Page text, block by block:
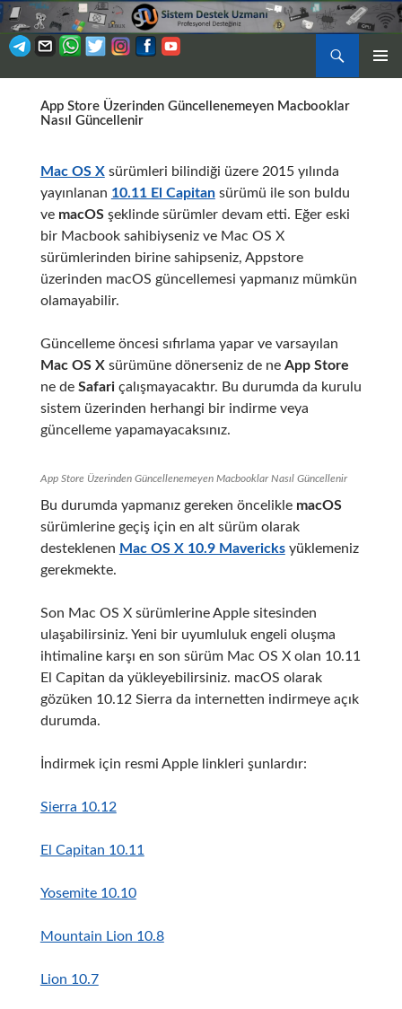
Ara
ATLAApp Store Üzerinden Güncellenemeyen Macbooklar
Nasıl Güncellenir
Mac OS Xsürümleri bilindiği üzere 2015 yılında
yayınlanan 10.11 El Capitansürümü ile son buldu
ve macOSşeklinde sürümler devam etti. Eğer eski
bir Macbook sahibiyseniz ve Mac OS X
sürümlerinden birine sahipseniz, Appstore
üzerinden macOS güncellemesi yapmanız mümkün
olamayabilir.
Güncelleme öncesi sıfırlama yapar ve varsayılan
Mac OS Xsürümüne dönerseniz de ne App Store
ne de Safariçalışmayacaktır. Bu durumda da kurulu
sistem üzerinden herhangi bir indirme veya
güncelleme yapamayacaksınız.
App Store Üzerinden Güncellenemeyen Macbooklar Nasıl Güncellenir
Bu durumda yapmanız gereken öncelikle macOS
sürümlerine geçiş için en alt sürüm olarak
desteklenen Mac OS X 10.9 Mavericksyüklemeniz
gerekmekte.
Son Mac OS X sürümlerine Apple sitesinden
ulaşabilirsiniz. Yeni bir uyumluluk engeli oluşma
ihtimaline karşı en son sürüm Mac OS X olan 10.11
El Capitan da yükleyebilirsiniz. macOS olarak
gözüken 10.12 Sierra da internetten indirmeye açık
durumda.
İndirmek için resmi Apple linkleri şunlardır:
Sierra 10.12
El Capitan 10.11
Yosemite 10.10
Mountain Lion 10.8
Lion 10.7